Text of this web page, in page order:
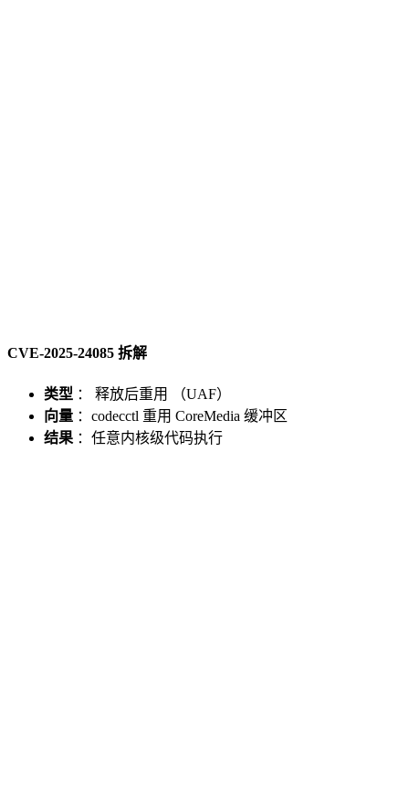
CVE-2025-24085 拆解
类型 ： 释放后重用 （UAF）
向量 ：codecctl 重用 CoreMedia 缓冲区
结果 ：任意内核级代码执行